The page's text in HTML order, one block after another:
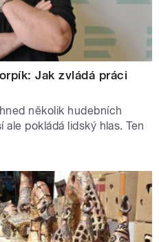
Jak zvládá práci
několik hudebních
pokládá lidský hlas. Ten